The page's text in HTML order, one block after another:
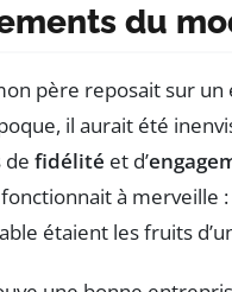
du
père reposait sur
il aurait été
de fidélité et d’
à merveille
étaient les fruits